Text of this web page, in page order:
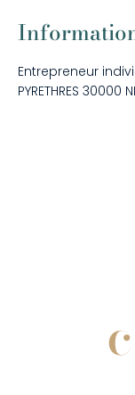
Entrepreneur
PYRETHRES 30000